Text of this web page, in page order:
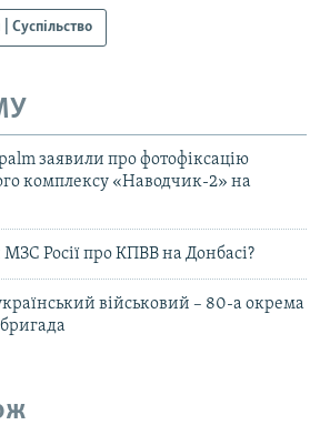
Суспільство
заявили про фотофіксацію
комплексу «Наводчик-2» на
Росії про КПВВ на Донбасі?
військовий – 80-а окрема